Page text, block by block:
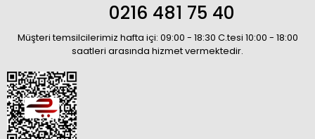
0216 481 75 40
Müşteri temsilcilerimiz hafta içi: 09:00 - 18:30 C.tesi 10:00 - 18:00
saatleri arasında hizmet vermektedir.